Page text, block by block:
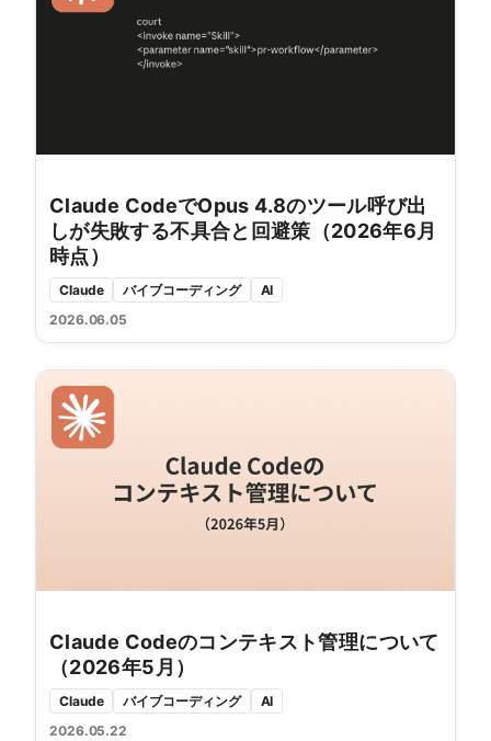
Claude CodeでOpus 4.8のツール呼び出
しが失敗する不具合と回避策（2026年6月
時点）
Claude バイブコーディング
AI
2026.06.05
Claude Codeのコンテキスト管理について
（2026年5月）
Claude バイブコーディング
AI
2026.05.22